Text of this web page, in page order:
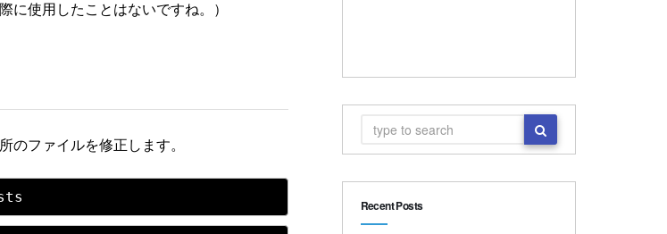
使用したことはないですね。）
ファイルを修正します。
Recent Posts